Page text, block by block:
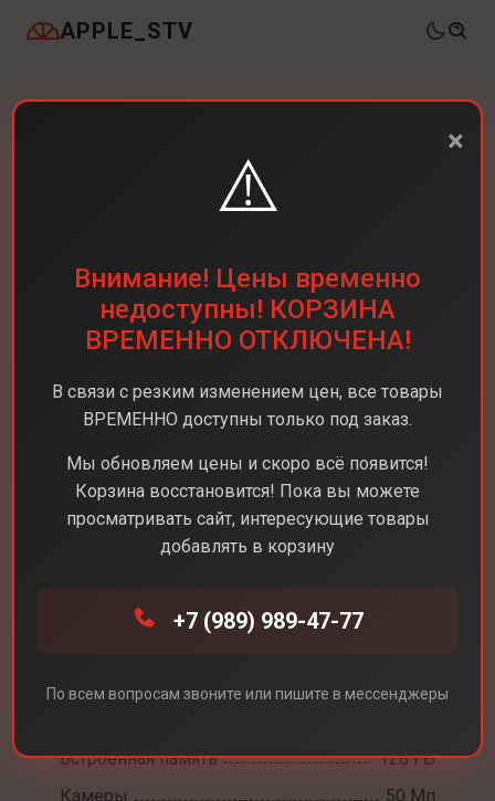
APPLE_STV
Samsung A36
Встроенная память
128 ГБ
Камеры
50 Мп
×
⚠️
Внимание! Цены временно
недоступны! КОРЗИНА
ВРЕМЕННО ОТКЛЮЧЕНА!
В связи с резким изменением цен, все товары
ВРЕМЕННО доступны только под заказ.
Мы обновляем цены и скоро всё появится!
Корзина восстановится! Пока вы можете
просматривать сайт, интересующие товары
добавлять в корзину
+7 (989) 989-47-77
По всем вопросам звоните или пишите в мессенджеры